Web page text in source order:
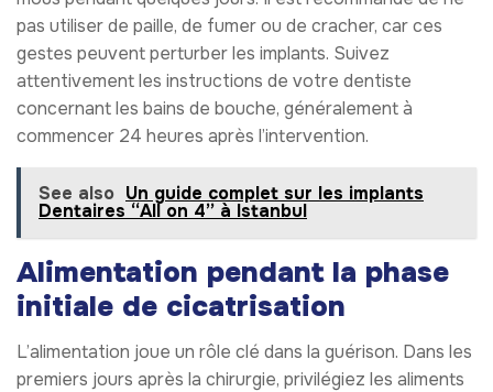
pas utiliser de paille, de fumer ou de cracher, car ces
gestes peuvent perturber les implants. Suivez
attentivement les instructions de votre dentiste
concernant les bains de bouche, généralement à
commencer 24 heures après l’intervention.
See also Un guide complet sur les implants
Dentaires “All on 4” à Istanbul
Alimentation pendant la phase
initiale de cicatrisation
L’alimentation joue un rôle clé dans la guérison. Dans les
premiers jours après la chirurgie, privilégiez les aliments